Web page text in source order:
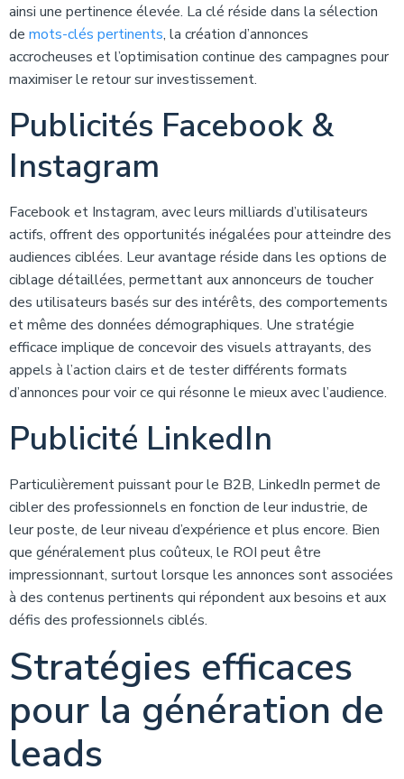
ainsi une pertinence élevée. La clé réside dans la sélection
de mots-clés pertinents, la création d’annonces
accrocheuses et l’optimisation continue des campagnes pour
maximiser le retour sur investissement.
Publicités Facebook &
Instagram
Facebook et Instagram, avec leurs milliards d’utilisateurs
actifs, offrent des opportunités inégalées pour atteindre des
audiences ciblées. Leur avantage réside dans les options de
ciblage détaillées, permettant aux annonceurs de toucher
des utilisateurs basés sur des intérêts, des comportements
et même des données démographiques. Une stratégie
efficace implique de concevoir des visuels attrayants, des
appels à l’action clairs et de tester différents formats
d’annonces pour voir ce qui résonne le mieux avec l’audience.
Publicité LinkedIn
Particulièrement puissant pour le B2B, LinkedIn permet de
cibler des professionnels en fonction de leur industrie, de
leur poste, de leur niveau d’expérience et plus encore. Bien
que généralement plus coûteux, le ROI peut être
impressionnant, surtout lorsque les annonces sont associées
à des contenus pertinents qui répondent aux besoins et aux
défis des professionnels ciblés.
Stratégies efficaces
pour la génération de
leads